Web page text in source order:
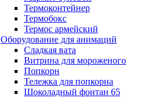
Термоконтейнер
Термобокс
Термос армейский
Оборудование для анимаций
Сладкая вата
Витрина для мороженого
Попкорн
Тележка для попкорна
Шоколадный фонтан 65